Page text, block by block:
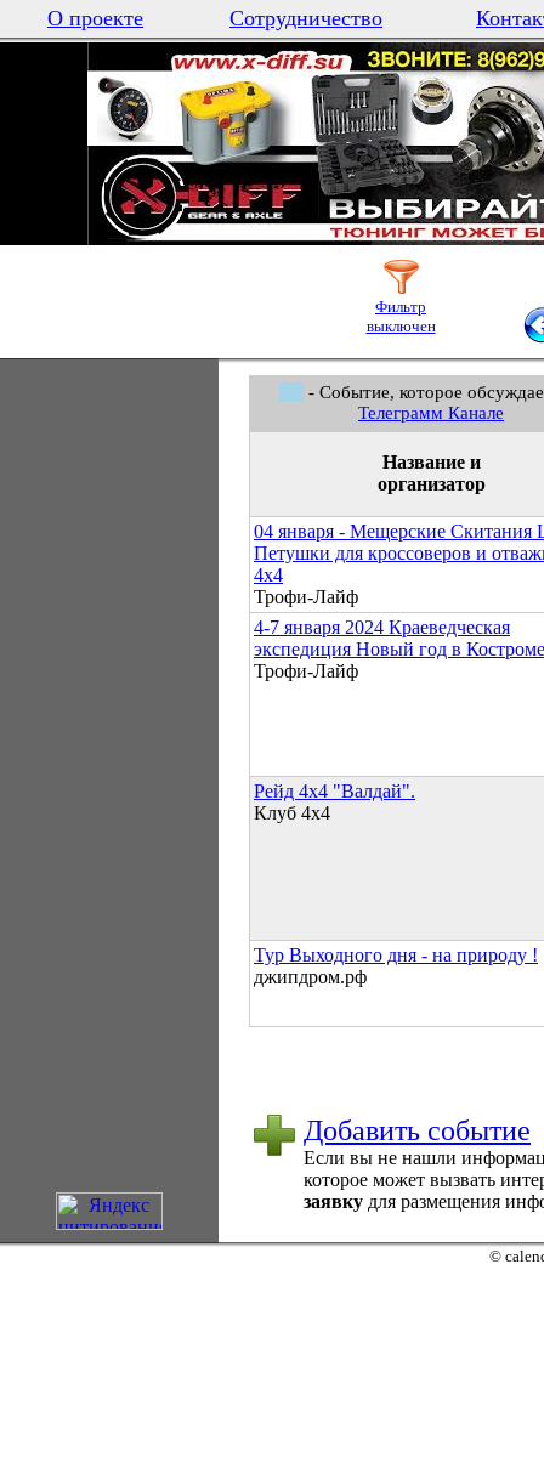
О проекте Сотрудничество
Фильтр
выключен
- Событие, которое
Телеграмм Канале
Название и
организатор
04 января - Мещерские Скитания
Петушки для кроссоверов и
4х4
Трофи-Лайф
4-7 января 2024 Краеведческая
экспедиция Новый год в Костроме
Трофи-Лайф
Рейд 4х4 "Валдай".
Клуб 4х4
Тур Выходного дня - на природу !
джипдром.рф
Добавить событие
Если вы не нашли
которое может вызвать
заявку для размещения
©